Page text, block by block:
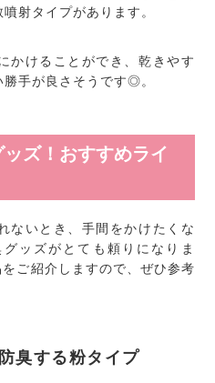
射タイプがあります。
かけることができ、乾きやす
手が良さそうです◎。
ズ！おすすめライ
ないとき、手間をかけたくな
ッズがとても頼りになりま
ご紹介しますので、ぜひ参考
臭する粉タイプ